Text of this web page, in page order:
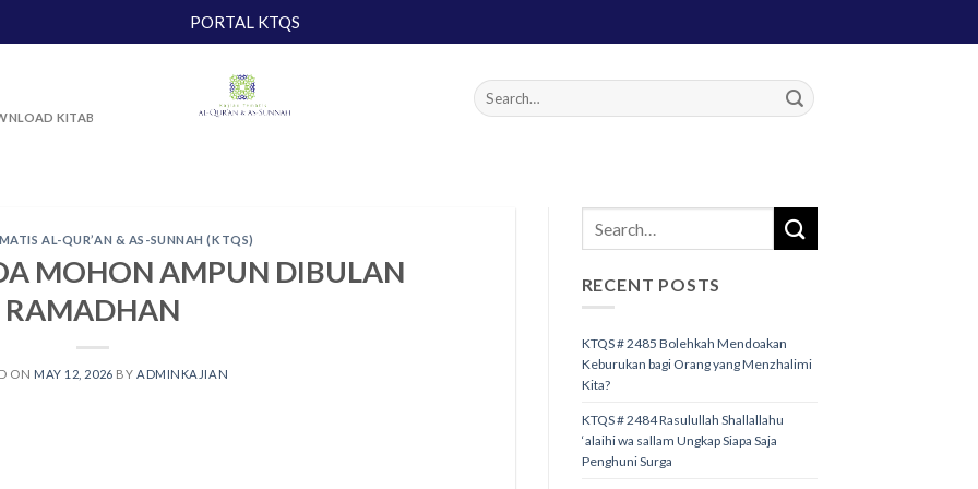
PORTAL KTQS
KITAB
AL-QUR’AN & AS-SUNNAH (KTQS)
MOHON AMPUN DIBULAN
RAMADHAN
ON MAY 12, 2026 BY ADMINKAJIAN
RECENT POSTS
KTQS # 2485 Bolehkah Mendoakan
Keburukan bagi Orang yang Menzhalimi
Kita?
KTQS # 2484 Rasulullah Shallallahu
‘alaihi wa sallam Ungkap Siapa Saja
Penghuni Surga